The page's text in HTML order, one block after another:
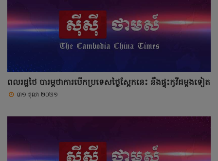
ពលរដ្ឋថៃ បារម្ភថាការបើកប្រទេសថ្ងៃស្អែកនេះ នឹងផ្ទុះកូវីដម្ដងទៀត
៣១ តុលា ២០២១